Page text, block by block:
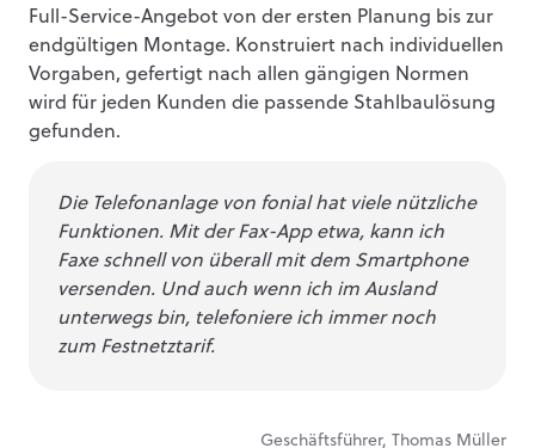
Full-Service-Angebot von der ersten Planung bis zur
endgültigen Montage. Konstruiert nach individuellen
Vorgaben, gefertigt nach allen gängigen Normen
wird für jeden Kunden die passende Stahlbaulösung
gefunden.
Die Telefonanlage von fonial hat viele nützliche
Funktionen. Mit der Fax-App etwa, kann ich
Faxe schnell von überall mit dem Smartphone
versenden. Und auch wenn ich im Ausland
unterwegs bin, telefoniere ich immer noch
zum Festnetztarif.
Geschäftsführer, Thomas Müller